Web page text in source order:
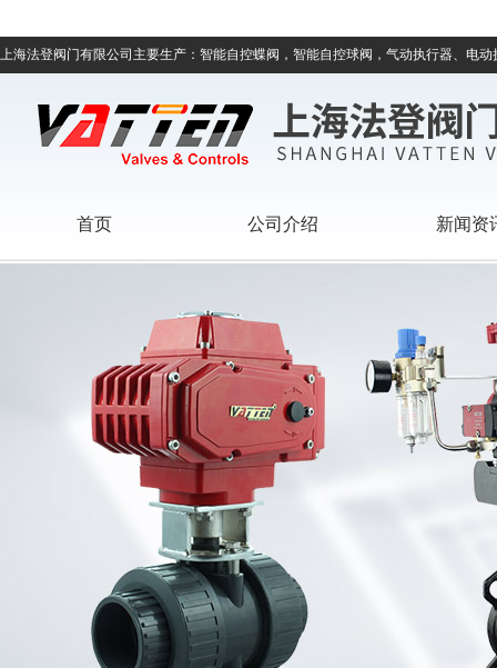
上海法登阀门有限公司主要生产：智能自控蝶阀，智能自控球阀，气动执行器、电
首页 公司介绍 新闻资